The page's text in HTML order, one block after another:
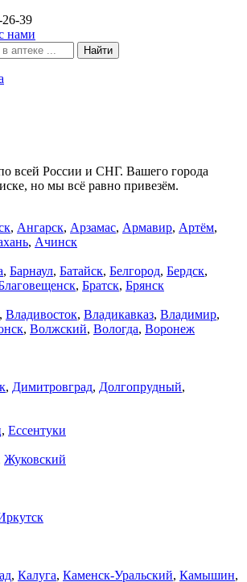
39
нами
всей России и СНГ. Вашего города
но мы всё равно привезём.
, Ангарск, Арзамас, Армавир, Артём,
, Ачинск
, Барнаул, Батайск, Белгород, Бердск,
, Братск, Брянск
, Владивосток, Владикавказ, Владимир,
, Волжский, Вологда, Воронеж
, Димитровград, Долгопрудный,
, Ессентуки
Жуковский
, Калуга, Каменск-Уральский, Камышин,